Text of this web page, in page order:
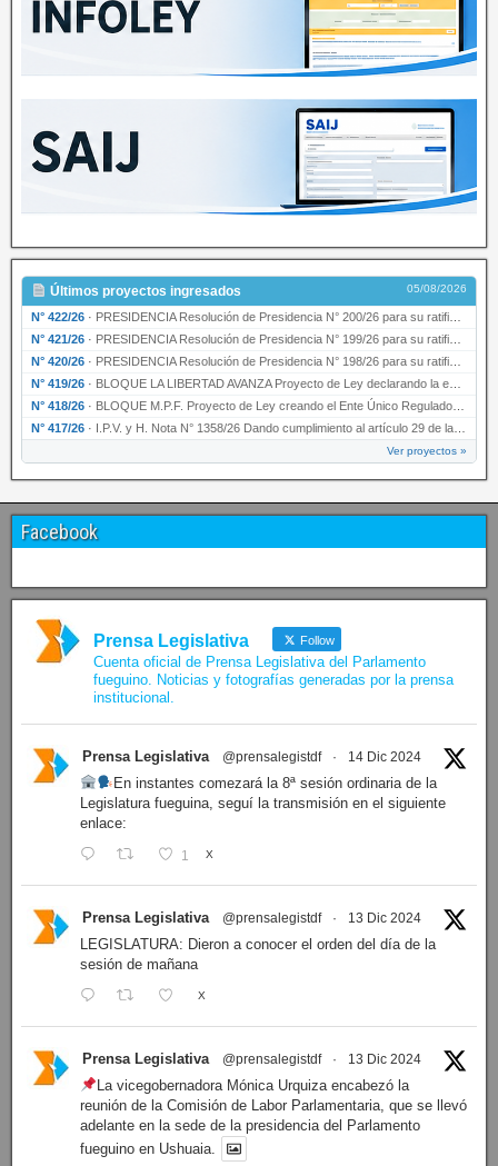
Últimos proyectos ingresados 05/08/2026
N° 422/26 · PRESIDENCIA Resolución de Presidencia N° 200/26 para su ratificación.
N° 421/26 · PRESIDENCIA Resolución de Presidencia N° 199/26 para su ratificación.
N° 420/26 · PRESIDENCIA Resolución de Presidencia N° 198/26 para su ratificación.
N° 419/26 · BLOQUE LA LIBERTAD AVANZA Proyecto de Ley declarando la esencialidad del servicio educativ…
N° 418/26 · BLOQUE M.P.F. Proyecto de Ley creando el Ente Único Regulador de servicios públicos de la …
N° 417/26 · I.P.V. y H. Nota N° 1358/26 Dando cumplimiento al artículo 29 de la Ley provincial N° 1399…
Ver proyectos »
Facebook
Prensa Legislativa Follow
Cuenta oficial de Prensa Legislativa del Parlamento
fueguino. Noticias y fotografías generadas por la prensa
institucional.
Prensa Legislativa @prensalegistdf · 14 Dic 2024
En instantes comezará la 8ª sesión ordinaria de la
Legislatura fueguina, seguí la transmisión en el siguiente
enlace:
1 X
Prensa Legislativa @prensalegistdf · 13 Dic 2024
LEGISLATURA: Dieron a conocer el orden del día de la
sesión de mañana
X
Prensa Legislativa @prensalegistdf · 13 Dic 2024
La vicegobernadora Mónica Urquiza encabezó la
reunión de la Comisión de Labor Parlamentaria, que se llevó
adelante en la sede de la presidencia del Parlamento
fueguino en Ushuaia.